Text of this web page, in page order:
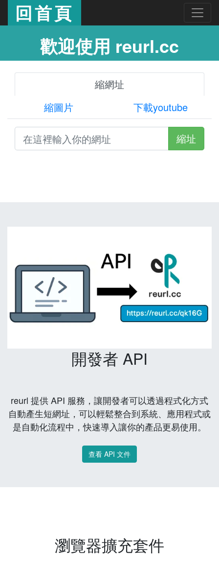
回首頁
歡迎使用 reurl.cc
縮網址
縮圖片
下載youtube
縮址
開發者 API
reurl 提供 API 服務，讓開發者可以透過程式化方式
自動產生短網址，可以輕鬆整合到系統、應用程式或
是自動化流程中，快速導入讓你的產品更易使用。
查看 API 文件
瀏覽器擴充套件